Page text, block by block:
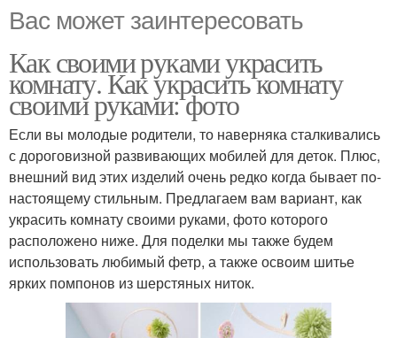
Вас может заинтересовать
Как своими руками украсить
комнату. Как украсить комнату
своими руками: фото
Если вы молодые родители, то наверняка сталкивались
с дороговизной развивающих мобилей для деток. Плюс,
внешний вид этих изделий очень редко когда бывает по-
настоящему стильным. Предлагаем вам вариант, как
украсить комнату своими руками, фото которого
расположено ниже. Для поделки мы также будем
использовать любимый фетр, а также освоим шитье
ярких помпонов из шерстяных ниток.